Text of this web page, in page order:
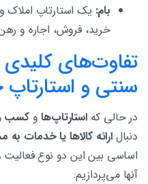
بام: یک استارتاپ املاک
خرید، فروش، اجاره و
تفاوت‌های
سنتی و
در حالی کهاستارتاپ‌هاوکسب
دنبالارائه کالاها یا خدمات به
اساسی بین این دو نوع فعالیت
آنها می‌پردازیم: